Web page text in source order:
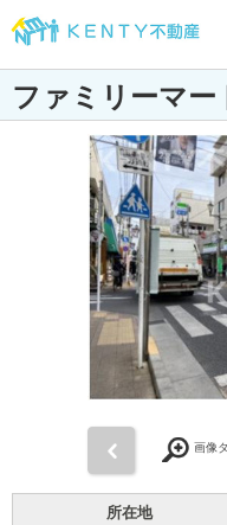
ファミリーマ
画像
所在地